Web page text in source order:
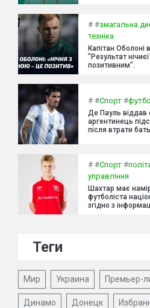
# #змагальна
техніка
Капітан Оболоні
"Результат
позитивним".
# #Спорт #
Де Пауль віддав
аргентинець
після втрати
# #Спорт #
управління
Шахтар має
футболіста
згідно з
Теги
Мир Украина Премьер-
Динамо Донецк